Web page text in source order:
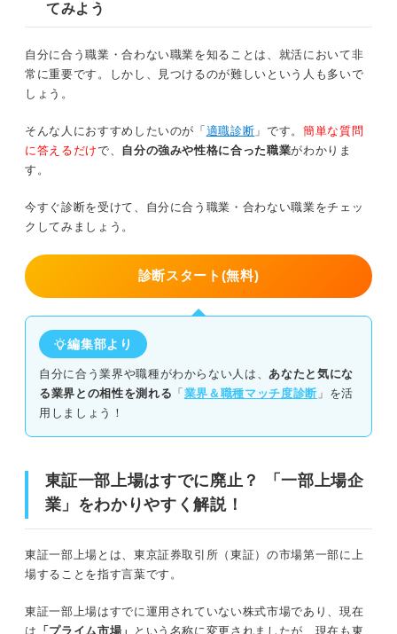
④SNSや口コミサイトで選考についての情
てみよう
自分に合う職業・合わない職業を知ることは、就活において非
常に重要です。しかし、見つけるのが難しいという人も多いで
しょう。
そんな人におすすめしたいのが「 適職診断 」です。 簡単な質問
に答えるだけで、 自分の強みや性格に合った職業がわかりま
す。
今すぐ診断を受けて、自分に合う職業・合わない職業をチェッ
クしてみましょう。
診断スタート(無料)
編集部より
自分に合う業界や職種がわからない人は、 あなたと気にな
る業界との相性を測れる 「 業界＆職種マッチ度診断 」を活
用しましょう！
東証一部上場はすでに廃止？ 「一部上場企
業」をわかりやすく解説！
東証一部上場とは、東京証券取引所（東証）の市場第一部に上
場することを指す言葉です。
東証一部上場はすでに運用されていない株式市場であり、現在
は 「プライム市場」 という名称に変更されましたが、現在も東
年収アップも目指せる！ 東証一部上場は平均給与が高い
東証一部上場にあたる企業に就職・転職するメリット
②労働環境が適切に管理されている
③福利厚生が整っている企業が多い
⑤企業規模が大きいからこその経験と実績を得られる
②問題が起きた際の社会的責任が多い
東証一部上場にあたる企業に就職したい方必見！ 内定獲
得に必要な4つの対策
①条件以外でなぜその企業に惹かれているのか自己分析を徹底
する
②企業研究をして競合企業にはない価値を見つける